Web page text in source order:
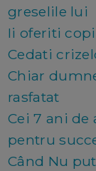
greselile lui
Ii oferiti
Cedati
Chiar
rasfatat
Cei 7 ani de
pentru
Când Nu